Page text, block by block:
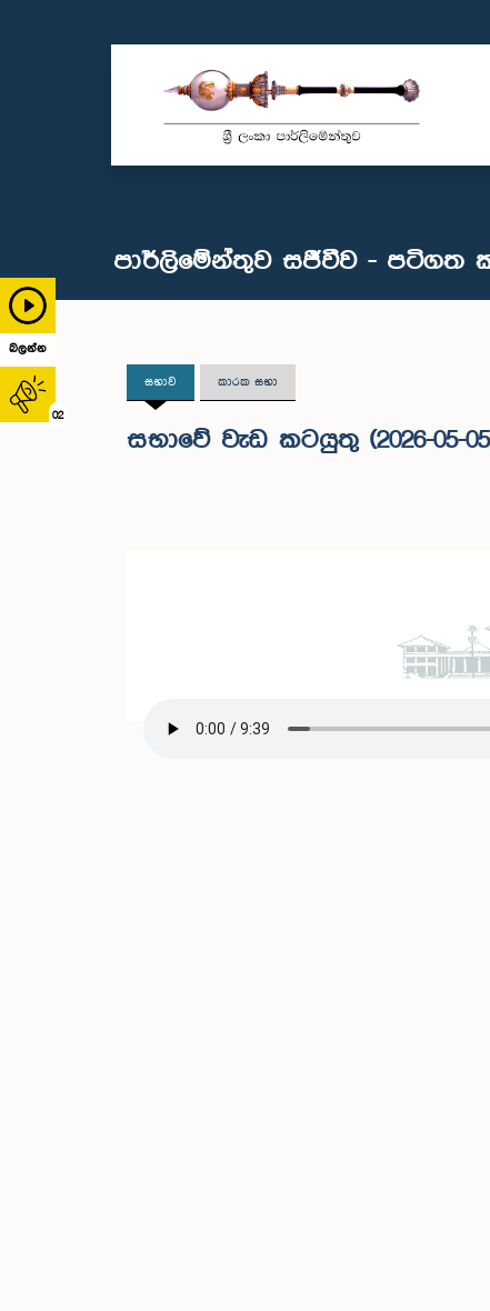
බලන්න
02
පාර්ලිමේන්තුව සජීවීව - පටිගත
සභාව කාරක සභා
සභාවේ වැඩ කටයුතු (2026-05-